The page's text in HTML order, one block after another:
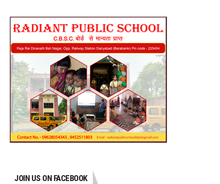
JOIN US ON FACEBOOK